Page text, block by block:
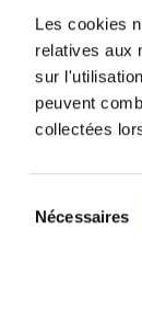
Les cookies
relatives aux
sur
peuvent
collectées
du
Nécessaires